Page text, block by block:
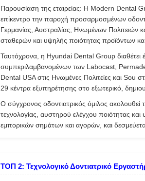
Παρουσίαση της εταιρείας: Η Modern Dental
επίκεντρο την παροχή προσαρμοσμένων
Γερμανίας, Αυστραλίας, Ηνωμένων Πολιτειών
σταθερών και υψηλής ποιότητας προϊόντων
Ταυτόχρονα, η Hyundai Dental Group διαθέτει
συμπεριλαμβανομένων των Labocast,
Dental USA στις Ηνωμένες Πολιτείες και Sou
29 κέντρα εξυπηρέτησης στο εξωτερικό,
Ο σύγχρονος οδοντιατρικός όμιλος
τεχνολογίας, αυστηρού ελέγχου ποιότητας
εμπορικών σημάτων και αγορών, και
ΤΟΠ 2: Τεχνολογικό Δοντιατρικό